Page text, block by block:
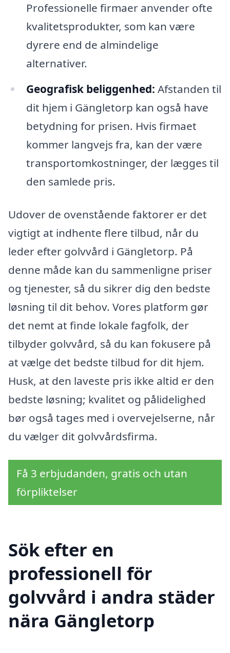
Professionelle firmaer anvender ofte
kvalitetsprodukter, som kan være
dyrere end de almindelige
alternativer.
Geografisk beliggenhed: Afstanden til
dit hjem i Gängletorp kan også have
betydning for prisen. Hvis firmaet
kommer langvejs fra, kan der være
transportomkostninger, der lægges til
den samlede pris.
Udover de ovenstående faktorer er det
vigtigt at indhente flere tilbud, når du
leder efter golvvård i Gängletorp. På
denne måde kan du sammenligne priser
og tjenester, så du sikrer dig den bedste
løsning til dit behov. Vores platform gør
det nemt at finde lokale fagfolk, der
tilbyder golvvård, så du kan fokusere på
at vælge det bedste tilbud for dit hjem.
Husk, at den laveste pris ikke altid er den
bedste løsning; kvalitet og pålidelighed
bør også tages med i overvejelserne, når
du vælger dit golvvårdsfirma.
Få 3 erbjudanden, gratis och utan
förpliktelser
Sök efter en
professionell för
golvvård i andra städer
nära Gängletorp